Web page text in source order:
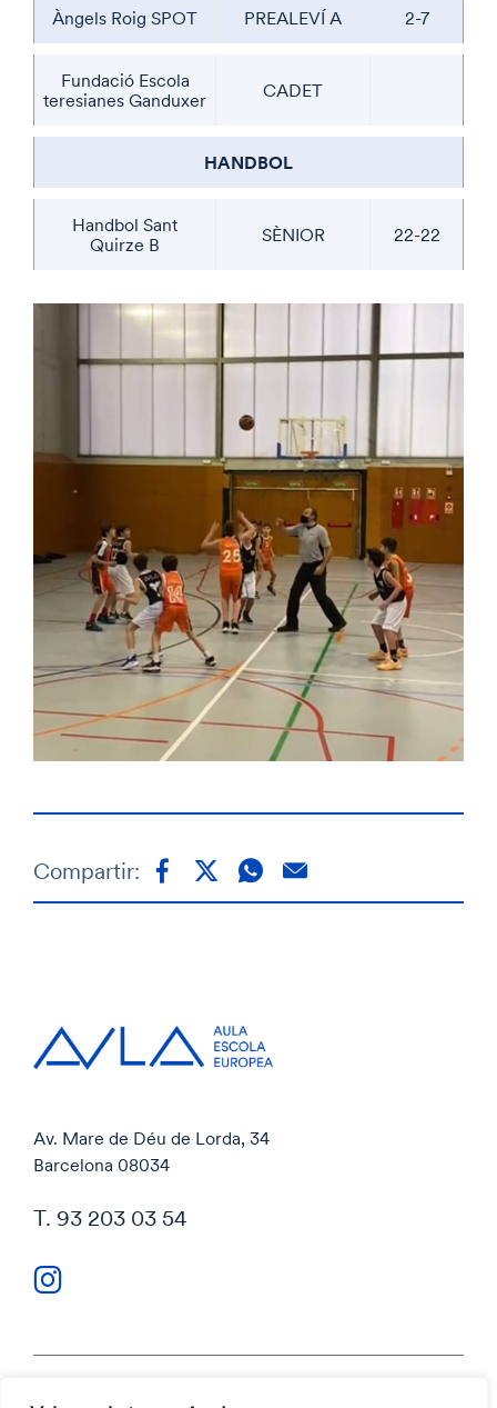
Àngels Roig SPOT PREALEVÍ A 2-7
Fundació Escola
teresianes Ganduxer
CADET
HANDBOL
Handbol Sant
Quirze B
SÈNIOR 22-22
Compartir:
Av. Mare de Déu de Lorda, 34
Barcelona 08034
T. 93 203 03 54